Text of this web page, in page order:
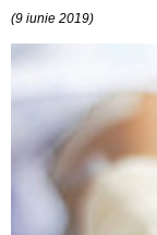
(9 iunie 2019)